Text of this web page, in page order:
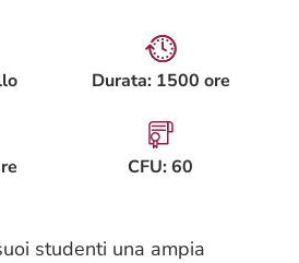
Durata: 1500 ore
CFU: 60
studenti una ampia